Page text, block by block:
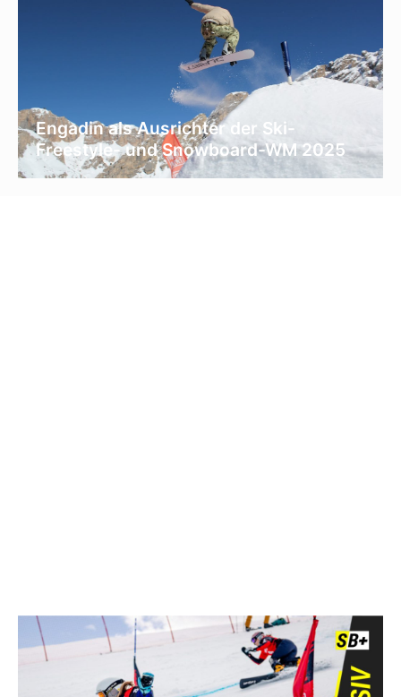
Engadin als Ausrichter der Ski-
Freestyle- und Snowboard-WM 2025